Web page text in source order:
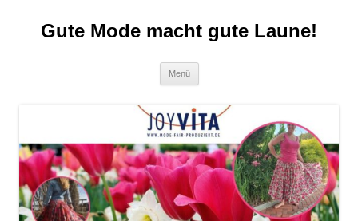
springenGute Mode macht gute Laune!
Menü